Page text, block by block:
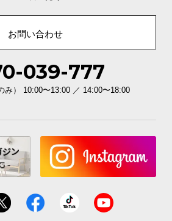
お問い合わせ
039-777
み） 10:00〜13:00 ／ 14:00〜18:00